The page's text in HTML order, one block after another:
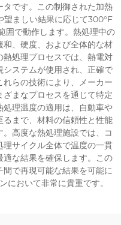
です。この制御された加熱
望ましい結果に応じて300°F
囲で動作します。熱処理中の
、硬度、および全体的な材
処理プロセスでは、熱電対
ステムが使用され、正確で
らの技術により、メーカー
まなプロセスを通じて特定
理温度の適用は、自動車や
まで、材料の信頼性と性能
高度な熱処理施設では、コ
サイクル全体で温度の一貫
な結果を確保します。この
で再現可能な結果を可能に
において非常に貴重です。